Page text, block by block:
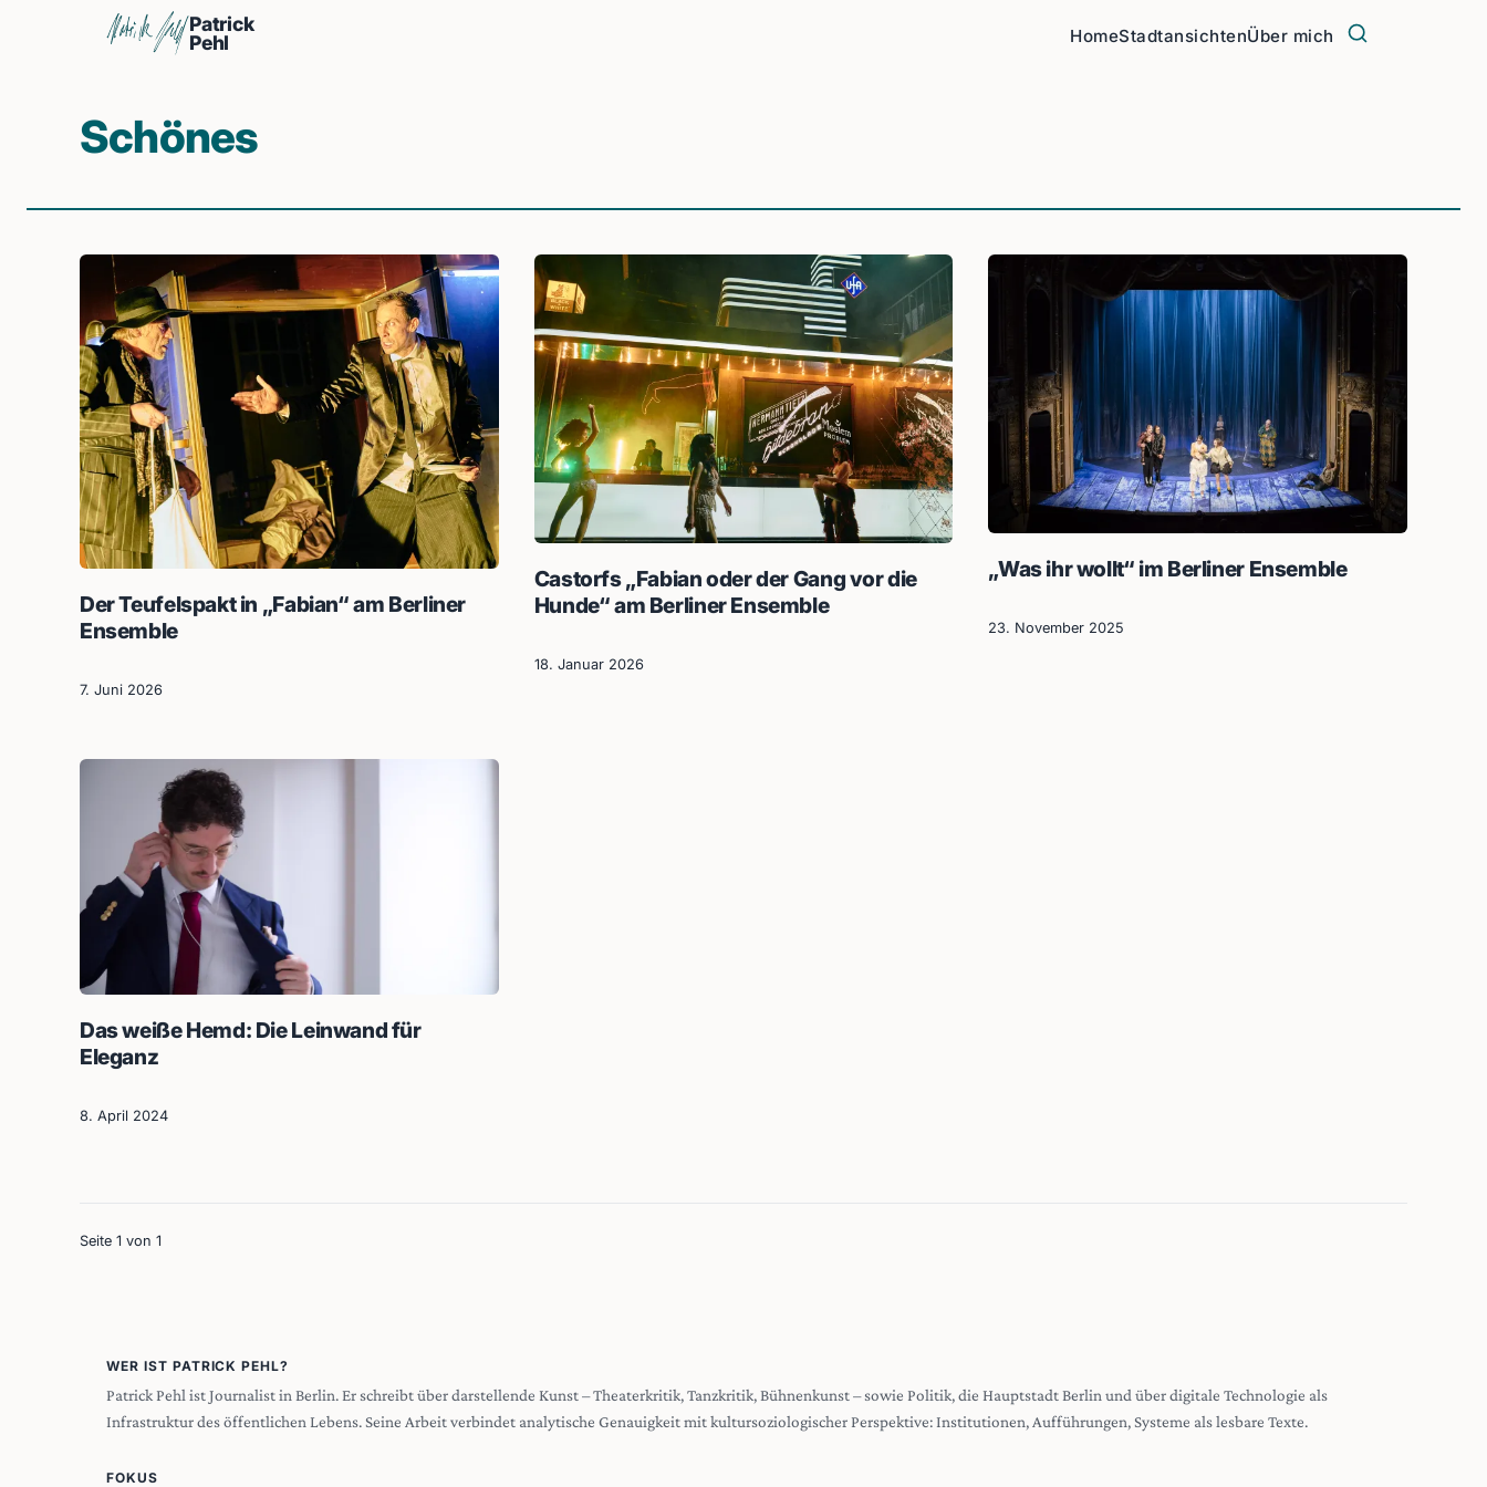
Patrick
Pehl
HomeStadtansichtenÜber mich
Schönes
Der Teufelspakt in „Fabian“ am Berliner
Ensemble
7. Juni 2026
Castorfs „Fabian oder der Gang vor die
Hunde“ am Berliner Ensemble
18. Januar 2026
„Was ihr wollt“ im Berliner Ensemble
23. November 2025
Das weiße Hemd: Die Leinwand für
Eleganz
8. April 2024
Seite 1 von 1
WER IST PATRICK PEHL?
Patrick Pehl ist Journalist in Berlin. Er schreibt über darstellende Kunst – Theaterkritik, Tanzkritik, Bühnenkunst – sowie Politik, die Hauptstadt Berlin und über digitale Technologie als
Infrastruktur des öffentlichen Lebens. Seine Arbeit verbindet analytische Genauigkeit mit kultursoziologischer Perspektive: Institutionen, Aufführungen, Systeme als lesbare Texte.
FOKUS